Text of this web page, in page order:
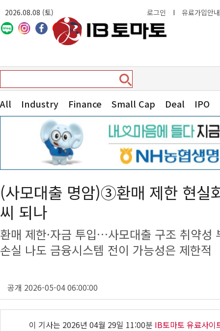
2026.08.08 (토) 로그인 I 유료가입안내
All Industry Finance Small Cap Deal IPO
(사모대출 명암)③환매 제한 현실
씨 되나
환매 제한·자금 투입…사모대출 구조 취약성
손실 나도 금융시스템 전이 가능성은 제한적
공개 2026-05-04 06:00:00
이 기사는 2026년 04월 29일 11:00분 IB토마토 유료사이